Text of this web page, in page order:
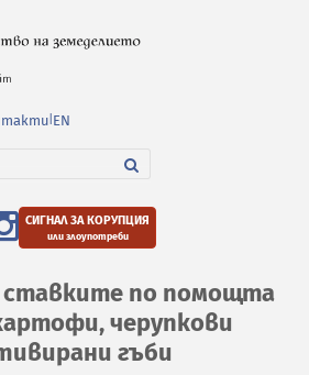
EN
СИГНАЛ ЗА КОРУПЦИЯ
или злоупотреби
ставките по помощта
черупкови
гъби